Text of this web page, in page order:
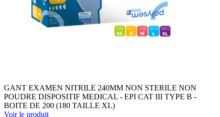
GANT EXAMEN NITRILE 240MM NON STERILE NON
POUDRE DISPOSITIF MEDICAL - EPI CAT III TYPE B -
BOITE DE 200 (180 TAILLE XL)
Voir le produit